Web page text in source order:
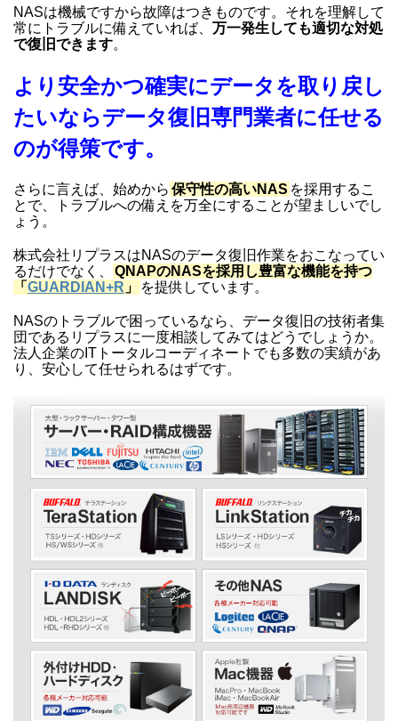
NASは機械ですから故障はつきものです。それを理解して
常にトラブルに備えていれば、 万一発生しても適切な対処
で復旧できます。
より安全かつ確実にデータを取り戻し
たいならデータ復旧専門業者に任せる
のが得策です。
さらに言えば、始めから 保守性の高いNAS を採用するこ
とで、トラブルへの備えを万全にすることが望ましいでし
ょう。
株式会社リプラスはNASのデータ復旧作業をおこなってい
るだけでなく、
QNAPのNASを採用し豊富な機能を持つ
「 GUARDIAN+R 」 を提供しています。
NASのトラブルで困っているなら、データ復旧の技術者集
団であるリプラスに一度相談してみてはどうでしょうか。
法人企業のITトータルコーディネートでも多数の実績があ
り、安心して任せられるはずです。